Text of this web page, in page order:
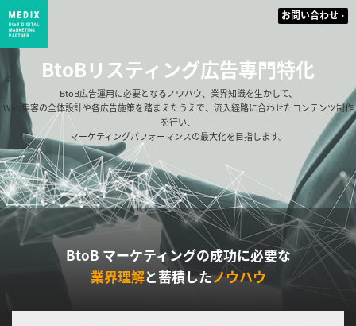
お問い合わせ
BtoBリスティング広告専門特化
BtoB広告運用に必要となるノウハウ、業界知識を生かして、
Web集客の全体設計や各広告施策を踏まえたうえで、流入経路に合わせたコンテンツ制作
を行い、
マーケティングパフォーマンスの最大化を目指します。
BtoB マーケティングの成功に必要な
業界理解と蓄積したノウハウ